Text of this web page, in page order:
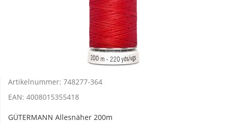
Artikelnummer: 748277-364
EAN: 4008015355418
GÜTERMANN Allesnäher 200m